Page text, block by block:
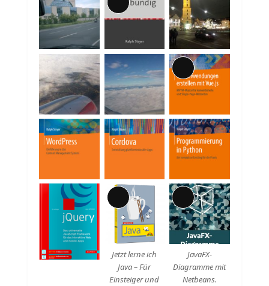
Lange
Beschreibung
Lange
Beschreibung
Lange
Beschreibung
Jetzt lerne ich
Java – Für
Einsteiger und
Lange
Beschreibung
JavaFX-
Diagramme mit
Netbeans.